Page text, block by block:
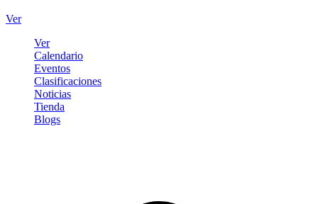
Ver
Ver
Calendario
Eventos
Clasificaciones
Noticias
Tienda
Blogs